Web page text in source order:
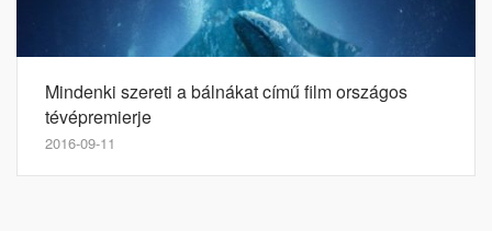
Mindenki szereti a bálnákat című film országos
tévépremierje
2016-09-11